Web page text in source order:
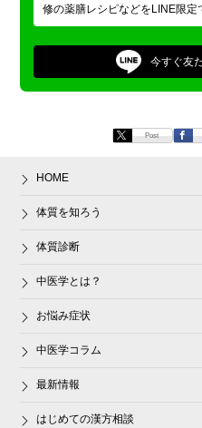
修の薬膳レシピなどをLINE限定
今すぐ友
Post
HOME
体質を知ろう
体質診断
中医学とは？
お悩み症状
中医学コラム
最新情報
はじめての漢方相談